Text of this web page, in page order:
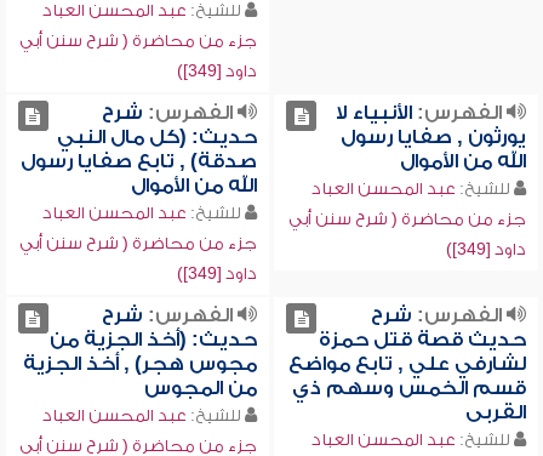
للشيخ: عبد المحسن العباد
جزء من محاضرة ( شرح سنن أبي
داود [349])
الفهرس:الأنبياء لا
يورثون , صفايا رسول
الله من الأموال
للشيخ: عبد المحسن العباد
جزء من محاضرة ( شرح سنن أبي
داود [349])
الفهرس: شرح
حديث: (كل مال النبي
صدقة) , تابع صفايا رسول
الله من الأموال
للشيخ: عبد المحسن العباد
جزء من محاضرة ( شرح سنن أبي
داود [349])
الفهرس: شرح
حديث قصة قتل حمزة
لشارفي علي , تابع مواضع
قسم الخمس وسهم ذي
القربى
للشيخ: عبد المحسن العباد
الفهرس: شرح
حديث: (أخذ الجزية من
مجوس هجر) , أخذ الجزية
من المجوس
للشيخ: عبد المحسن العباد
جزء من محاضرة ( شرح سنن أبي